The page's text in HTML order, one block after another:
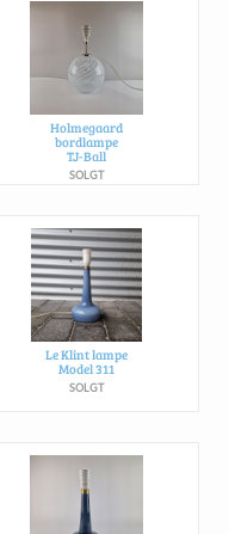
Holmegaard
bordlampe
TJ-Ball
SOLGT
Le Klint lampe
Model 311
SOLGT